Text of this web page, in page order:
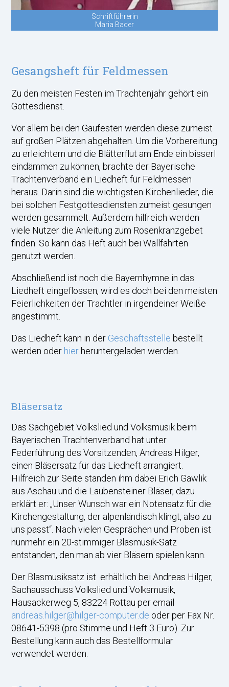
Schriftführerin
Maria Bader
Gesangsheft für Feldmessen
Zu den meisten Festen im Trachtenjahr gehört ein
Gottesdienst.
Vor allem bei den Gaufesten werden diese zumeist
auf großen Plätzen abgehalten. Um die Vorbereitung
zu erleichtern und die Blätterflut am Ende ein bisserl
eindämmen zu können, brachte der Bayerische
Trachtenverband ein Liedheft für Feldmessen
heraus. Darin sind die wichtigsten Kirchenlieder, die
bei solchen Festgottesdiensten zumeist gesungen
werden gesammelt. Außerdem hilfreich werden
viele Nutzer die Anleitung zum Rosenkranzgebet
finden. So kann das Heft auch bei Wallfahrten
genutzt werden.
Abschließend ist noch die Bayernhymne in das
Liedheft eingeflossen, wird es doch bei den meisten
Feierlichkeiten der Trachtler in irgendeiner Weiße
angestimmt.
Das Liedheft kann in der Geschäftsstelle bestellt
werden oder hier heruntergeladen werden.
Bläsersatz
Das Sachgebiet Volkslied und Volksmusik beim
Bayerischen Trachtenverband hat unter
Federführung des Vorsitzenden, Andreas Hilger,
einen Bläsersatz für das Liedheft arrangiert.
Hilfreich zur Seite standen ihm dabei Erich Gawlik
aus Aschau und die Laubensteiner Bläser, dazu
erklärt er: „Unser Wunsch war ein Notensatz für die
Kirchengestaltung, der alpenländisch klingt, also zu
uns passt“. Nach vielen Gesprächen und Proben ist
nunmehr ein 20-stimmiger Blasmusik-Satz
entstanden, den man ab vier Bläsern spielen kann.
Der Blasmusiksatz ist erhältlich bei Andreas Hilger,
Sachausschuss Volkslied und Volksmusik,
Hausackerweg 5, 83224 Rottau per email
andreas.hilger@hilger-computer.de oder per Fax Nr.
08641-5398 (pro Stimme und Heft 3 Euro). Zur
Bestellung kann auch das Bestellformular
verwendet werden.